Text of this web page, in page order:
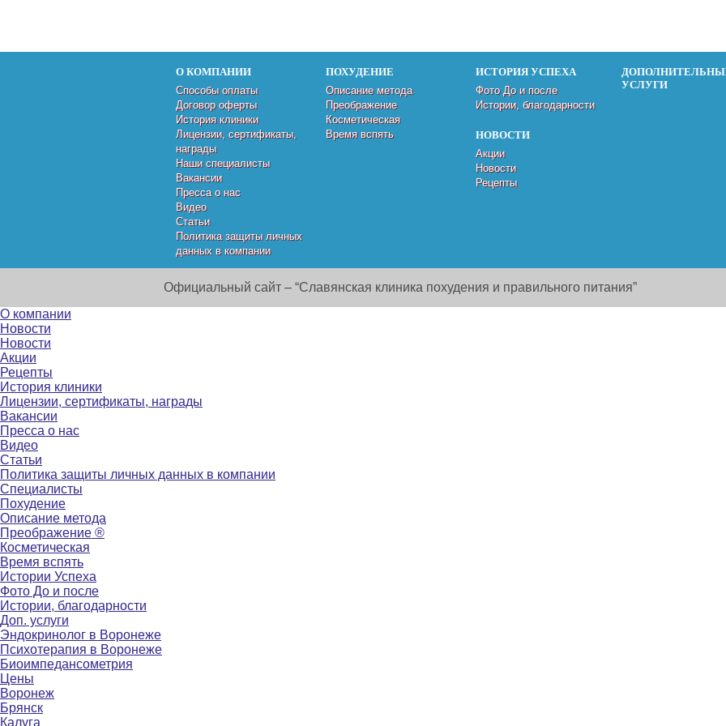
О КОМПАНИИ
Способы оплаты
Договор оферты
История клиники
Лицензии, сертификаты,
награды
Наши специалисты
Вакансии
Пресса о нас
Видео
Статьи
Политика защиты личных
данных в компании
ПОХУДЕНИЕ
Описание метода
Преображение
Косметическая
Время вспять
ИСТОРИЯ УСПЕХА
Фото До и после
Истории, благодарности
НОВОСТИ
Акции
Новости
Рецепты
УСЛУГИ
Официальный сайт – “Славянская клиника похудения и правильного питания”
О компании
Новости
Новости
Акции
Рецепты
История клиники
Лицензии, сертификаты, награды
Вакансии
Пресса о нас
Видео
Статьи
Политика защиты личных данных в компании
Специалисты
Похудение
Описание метода
Преображение ®
Косметическая
Время вспять
Истории Успеха
Фото До и после
Истории, благодарности
Доп. услуги
Эндокринолог в Воронеже
Психотерапия в Воронеже
Биоимпедансометрия
Цены
Воронеж
Брянск
Калуга